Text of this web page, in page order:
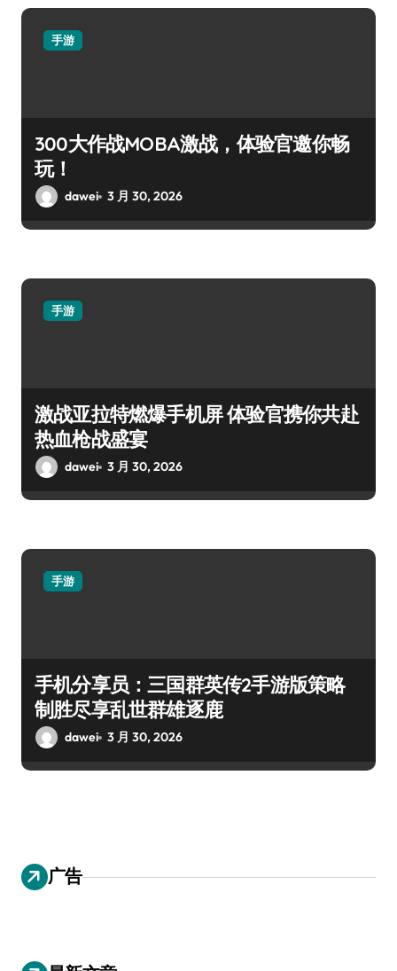
手游
300大作战MOBA激战，体验官邀你畅
玩！
dawei 3 月 30, 2026
手游
激战亚拉特燃爆手机屏 体验官携你共赴
热血枪战盛宴
dawei 3 月 30, 2026
手游
手机分享员：三国群英传2手游版策略
制胜尽享乱世群雄逐鹿
dawei 3 月 30, 2026
广告